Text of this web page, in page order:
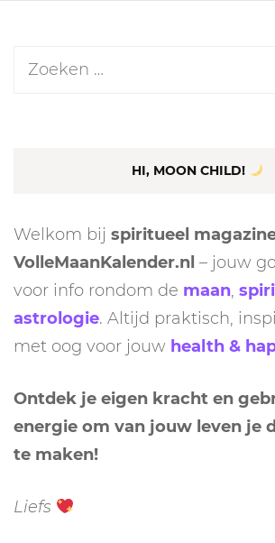
Zoeken
HI, MOON CHILD!
Welkom bij spiritueel
VolleMaanKalender.nl – jouw
voor info rondom de maan,
astrologie. Altijd praktisch,
met oog voor jouw health &
Ontdek je eigen kracht en
energie om van jouw leven je
te maken!
Liefs